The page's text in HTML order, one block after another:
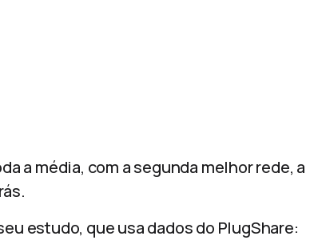
a média, com a segunda melhor rede, a
estudo, que usa dados do PlugShare: